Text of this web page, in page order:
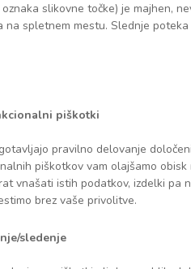
slikovne točke) je majhen,
na spletnem mestu. Slednje
piškotki
pravilno delovanje
piškotkov vam olajšamo
vnašati istih podatkov, izdelki pa
brez vaše privolitve.
sledenje